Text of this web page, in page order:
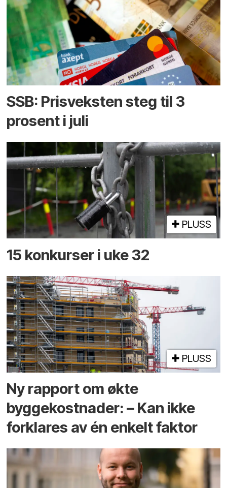
SSB: Prisveksten steg til 3
prosent i juli
PLUSS
15 konkurser i uke 32
PLUSS
Ny rapport om økte
byggekostnader: – Kan ikke
forklares av én enkelt faktor